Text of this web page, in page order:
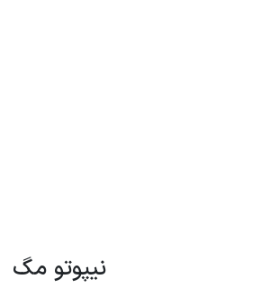
نیپوتو مگ